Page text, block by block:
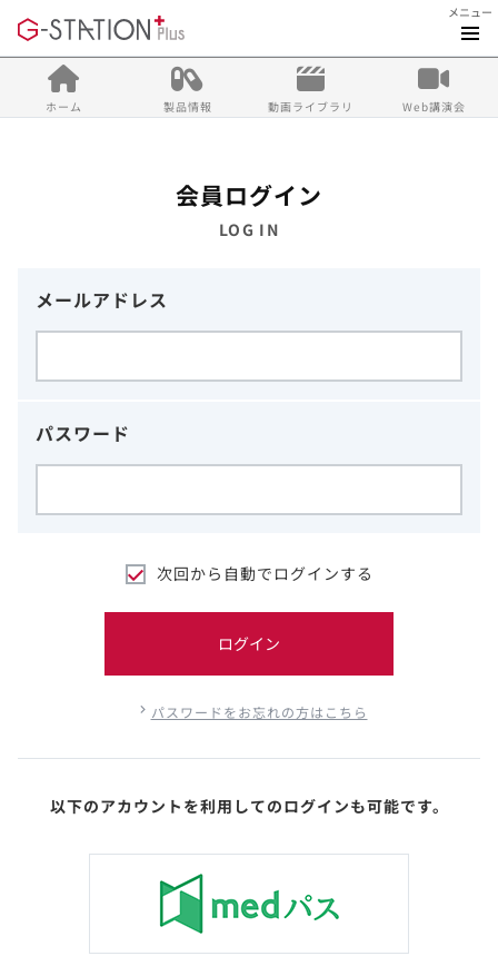
メニュー
ホーム 製品情報 動画ライブラリ Web講演会
会員ログイン
LOG IN
メールアドレス
パスワード
次回から自動でログインする
ログイン
パスワードをお忘れの方はこちら
以下のアカウントを利用してのログインも可能です。